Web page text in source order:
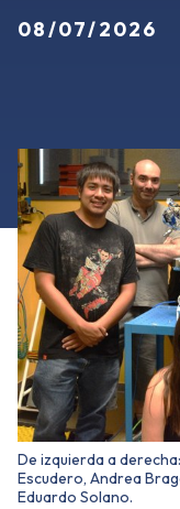
08/07/2026
De izquierda a
Escudero, Andrea
Eduardo Solano.